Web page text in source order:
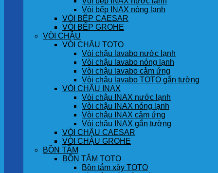
Vòi bếp INAX nóng lạnh
VÒI BẾP CAESAR
VÒI BẾP GROHE
VÒI CHẬU
VÒI CHẬU TOTO
Vòi chậu lavabo nước lạnh
Vòi chậu lavabo nóng lạnh
Vòi chậu lavabo cảm ứng
Vòi chậu lavabo TOTO gắn tường
VÒI CHẬU INAX
Vòi chậu INAX nước lạnh
Vòi chậu INAX nóng lạnh
Vòi chậu INAX cảm ứng
Vòi chậu INAX gắn tường
VÒI CHẬU CAESAR
VÒI CHẬU GROHE
BỒN TẮM
BỒN TẮM TOTO
Bồn tắm xây TOTO